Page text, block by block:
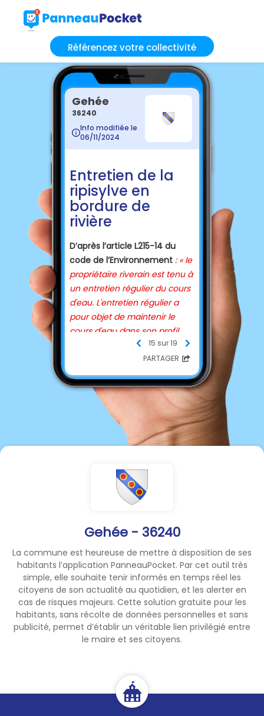
Référencez votre collectivité
Gehée - 36240
La commune est heureuse de mettre à disposition de ses
habitants l’application PanneauPocket. Par cet outil très
simple, elle souhaite tenir informés en temps réel les
citoyens de son actualité au quotidien, et les alerter en
cas de risques majeurs. Cette solution gratuite pour les
habitants, sans récolte de données personnelles et sans
publicité, permet d’établir un véritable lien privilégié entre
le maire et ses citoyens.
Gehée
36240
Info modifiée le
06/11/2024
Entretien de la
ripisylve en
bordure de
rivière
D’après l’article L215-14 du
code de l’Environnement :« le
propriétaire riverain est tenu à
un entretien régulier du cours
d'eau. L'entretien régulier a
pour objet de maintenir le
cours d'eau dans son profil
d'équilibre, de permettre
l'écoulement naturel des eaux
et de contribuer à son bon
état écologique ou, le cas
échéant, à son bon potentiel
écologique, notamment par
enlèvement des embâcles,
débris et atterrissements,
ou recépage de la végétation
par les services de la DDT de
suivant :
https://www.indre.gouv.fr/cont
enu/telechargement/12872/9
8675/file/guide%20entretien%
20cours%20d'eau%202016.pdf
Une version papier peut
également être retirée auprès
La cellule d’animation du
contrat territorial du bassin du
15 sur 19
PARTAGER